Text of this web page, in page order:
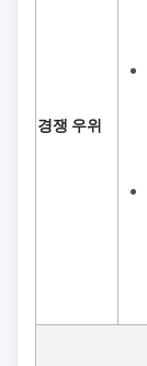
경쟁 우위